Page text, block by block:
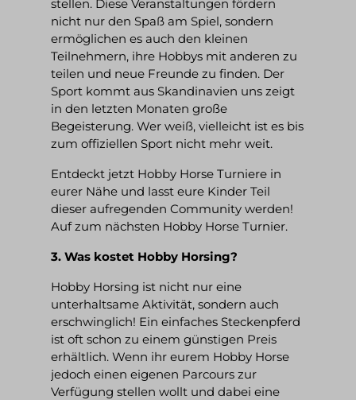
stellen. Diese Veranstaltungen fördern
nicht nur den Spaß am Spiel, sondern
ermöglichen es auch den kleinen
Teilnehmern, ihre Hobbys mit anderen zu
teilen und neue Freunde zu finden. Der
Sport kommt aus Skandinavien uns zeigt
in den letzten Monaten große
Begeisterung. Wer weiß, vielleicht ist es bis
zum offiziellen Sport nicht mehr weit.
Entdeckt jetzt Hobby Horse Turniere in
eurer Nähe und lasst eure Kinder Teil
dieser aufregenden Community werden!
Auf zum nächsten Hobby Horse Turnier.
3. Was kostet Hobby Horsing?
Hobby Horsing ist nicht nur eine
unterhaltsame Aktivität, sondern auch
erschwinglich! Ein einfaches Steckenpferd
ist oft schon zu einem günstigen Preis
erhältlich. Wenn ihr eurem Hobby Horse
jedoch einen eigenen Parcours zur
Verfügung stellen wollt und dabei eine